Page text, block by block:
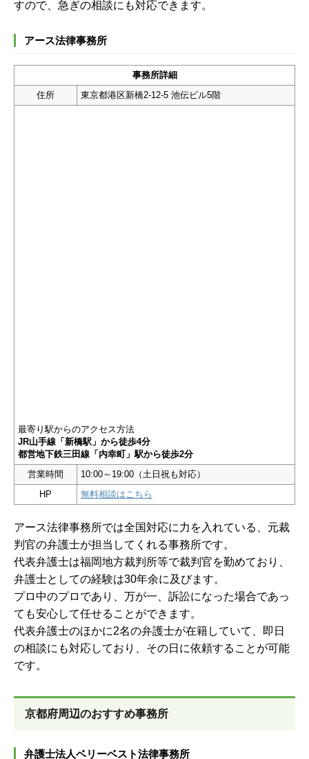
すので、急ぎの相談にも対応できます。
アース法律事務所
事務所詳細
住所
東京都港区新橋2-12-5 池伝ビル5階
最寄り駅からのアクセス方法
JR山手線「新橋駅」から徒歩4分
都営地下鉄三田線「内幸町」駅から徒歩2分
営業時間
10:00～19:00（土日祝も対応）
HP
無料相談はこちら
アース法律事務所では全国対応に力を入れている、元裁
判官の弁護士が担当してくれる事務所です。
代表弁護士は福岡地方裁判所等で裁判官を勤めており、
弁護士としての経験は30年余に及びます。
プロ中のプロであり、万が一、訴訟になった場合であっ
ても安心して任せることができます。
代表弁護士のほかに2名の弁護士が在籍していて、即日
の相談にも対応しており、その日に依頼することが可能
です。
京都府周辺のおすすめ事務所
弁護士法人ベリーベスト法律事務所